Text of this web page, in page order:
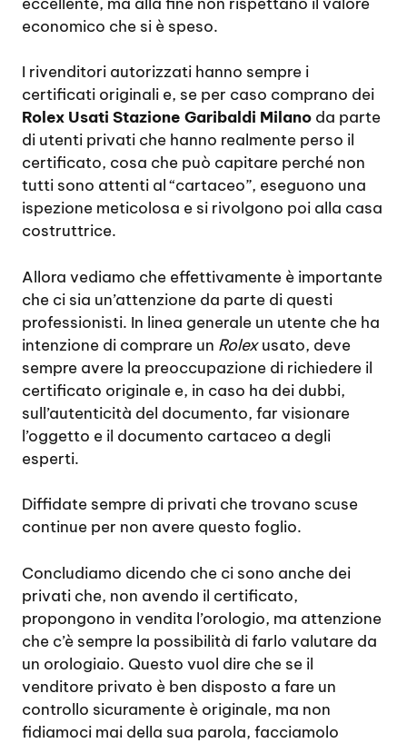
economico che si è speso.
I rivenditori autorizzati hanno sempre i
certificati originali e, se per caso comprano dei
Rolex Usati Stazione Garibaldi Milano da parte
di utenti privati che hanno realmente perso il
certificato, cosa che può capitare perché non
tutti sono attenti al “cartaceo”, eseguono una
ispezione meticolosa e si rivolgono poi alla casa
costruttrice.
Allora vediamo che effettivamente è importante
che ci sia un’attenzione da parte di questi
professionisti. In linea generale un utente che ha
intenzione di comprare un Rolexusato, deve
sempre avere la preoccupazione di richiedere il
certificato originale e, in caso ha dei dubbi,
sull’autenticità del documento, far visionare
l’oggetto e il documento cartaceo a degli
esperti.
Diffidate sempre di privati che trovano scuse
continue per non avere questo foglio.
Concludiamo dicendo che ci sono anche dei
privati che, non avendo il certificato,
propongono in vendita l’orologio, ma attenzione
che c’è sempre la possibilità di farlo valutare da
un orologiaio. Questo vuol dire che se il
venditore privato è ben disposto a fare un
controllo sicuramente è originale, ma non
fidiamoci mai della sua parola, facciamolo